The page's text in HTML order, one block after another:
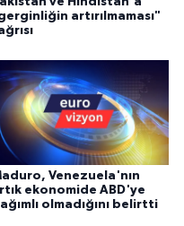
artırılmaması"
Venezuela'nın
ekonomide ABD'ye
olmadığını belirtti